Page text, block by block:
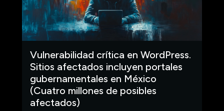
Vulnerabilidad crítica en WordPress.
Sitios afectados incluyen portales
gubernamentales en México
(Cuatro millones de posibles
afectados)